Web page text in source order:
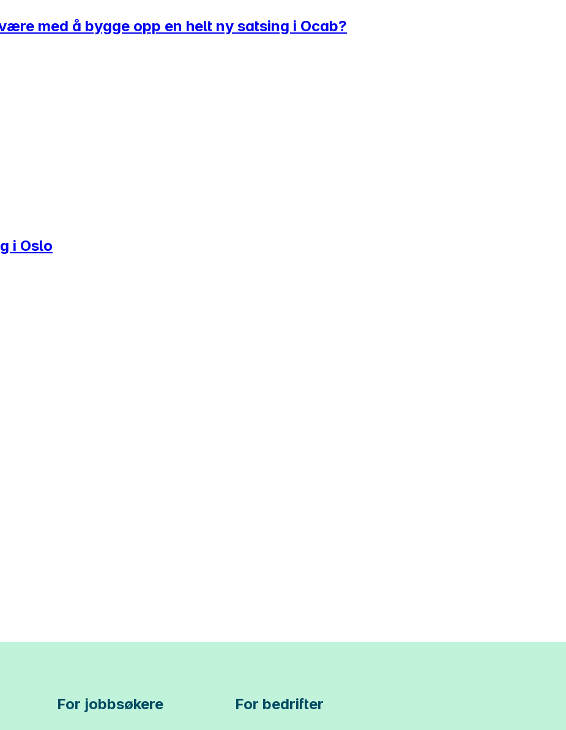
med å bygge opp en helt ny satsing i Ocab?
i Oslo
For jobbsøkere For bedrifter